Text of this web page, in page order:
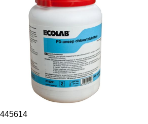
445614